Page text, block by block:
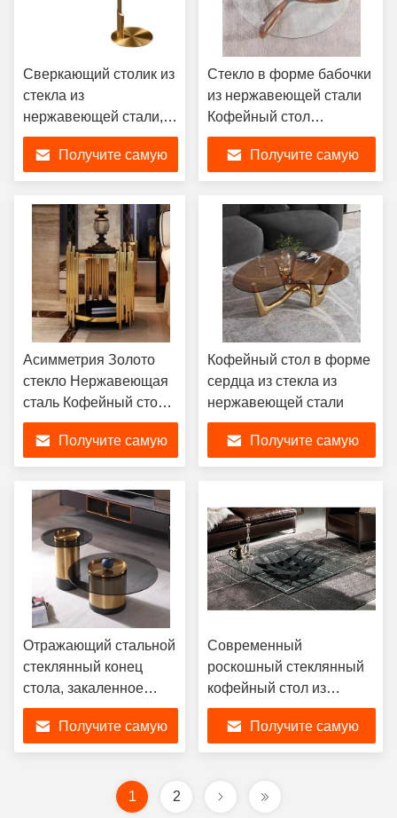
Сверкающий столик из
стекла из
нержавеющей стали,
роскошный столик из
нержавеющей стали
Получите самую
Стекло в форме бабочки
из нержавеющей стали
Кофейный стол
Элегантный
современный
Получите самую
Асимметрия Золото
стекло Нержавеющая
сталь Кофейный стол
550 мм Φ Визуальный
интересПолучите самую
Кофейный стол в форме
сердца из стекла из
нержавеющей стали
Получите самую
Отражающий стальной
стеклянный конец
стола, закаленное
черное стекло
кофейный столик
набор
Получите самую
Современный
роскошный стеклянный
кофейный стол из
нержавеющей стали
скульптурный
прозрачный
Получите самую
1 2